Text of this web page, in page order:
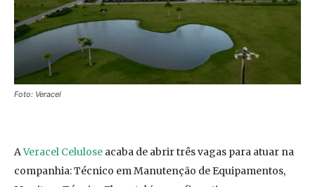
Foto: Veracel
AVeracel Celulose acaba de abrir três vagas para atuar na
companhia: Técnico em Manutenção de Equipamentos,